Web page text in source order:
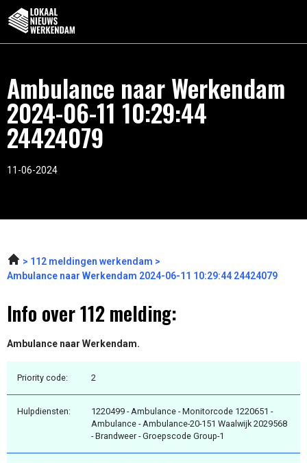
Ambulance naar Werkendam
2024-06-11 10:29:44
24424079
11-06-2024
112 meldingen werkendam
Ambulance naar Werkendam 2024-06-11 10:29:44 24424079
Info over 112 melding:
Ambulance naar Werkendam.
Priority code: 2
Hulpdiensten:
1220499 - Ambulance - Monitorcode 1220651 -
Ambulance - Ambulance-20-151 Waalwijk 2029568
- Brandweer - Groepscode Group-1